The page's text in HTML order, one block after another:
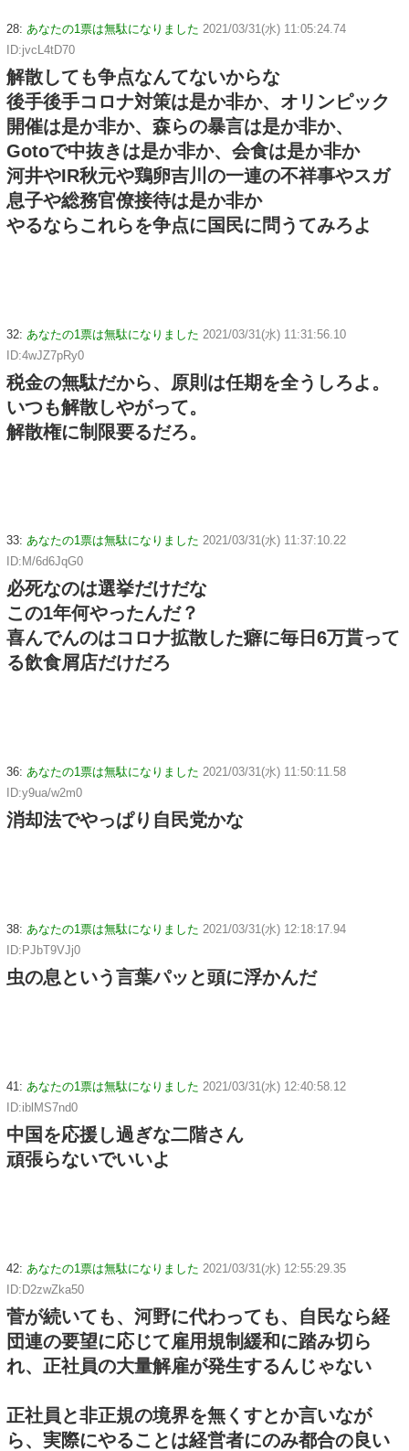
28: あなたの1票は無駄になりました 2021/03/31(水) 11:05:24.74
ID:jvcL4tD70
解散しても争点なんてないからな
後手後手コロナ対策は是か非か、オリンピック
開催は是か非か、森らの暴言は是か非か、
Gotoで中抜きは是か非か、会食は是か非か
河井やIR秋元や鶏卵吉川の一連の不祥事やスガ
息子や総務官僚接待は是か非か
やるならこれらを争点に国民に問うてみろよ
32: あなたの1票は無駄になりました 2021/03/31(水) 11:31:56.10
ID:4wJZ7pRy0
税金の無駄だから、原則は任期を全うしろよ。
いつも解散しやがって。
解散権に制限要るだろ。
33: あなたの1票は無駄になりました 2021/03/31(水) 11:37:10.22
ID:M/6d6JqG0
必死なのは選挙だけだな
この1年何やったんだ？
喜んでんのはコロナ拡散した癖に毎日6万貰って
る飲食屑店だけだろ
36: あなたの1票は無駄になりました 2021/03/31(水) 11:50:11.58
ID:y9ua/w2m0
消却法でやっぱり自民党かな
38: あなたの1票は無駄になりました 2021/03/31(水) 12:18:17.94
ID:PJbT9VJj0
虫の息という言葉パッと頭に浮かんだ
41: あなたの1票は無駄になりました 2021/03/31(水) 12:40:58.12
ID:iblMS7nd0
中国を応援し過ぎな二階さん
頑張らないでいいよ
42: あなたの1票は無駄になりました 2021/03/31(水) 12:55:29.35
ID:D2zwZka50
菅が続いても、河野に代わっても、自民なら経
団連の要望に応じて雇用規制緩和に踏み切ら
れ、正社員の大量解雇が発生するんじゃない
正社員と非正規の境界を無くすとか言いなが
ら、実際にやることは経営者にのみ都合の良い